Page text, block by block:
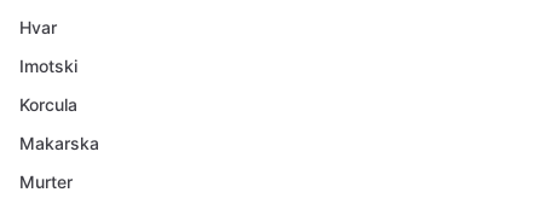
Hvar
Imotski
Korcula
Makarska
Murter